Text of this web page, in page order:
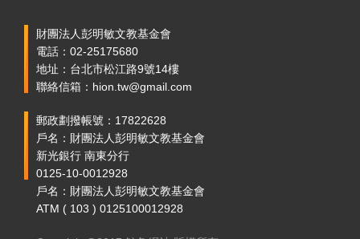
財團法人彭明敏文教基金會
電話：02-25175680
地址：台北市松江路9號14樓
聯絡信箱：hion.tw@gmail.com
郵政劃撥帳號：17822628
戶名：財團法人彭明敏文教基金會
新光銀行 南東分行
0125-10-0012928
戶名：財團法人彭明敏文教基金會
ATM ( 103 ) 0125100012928